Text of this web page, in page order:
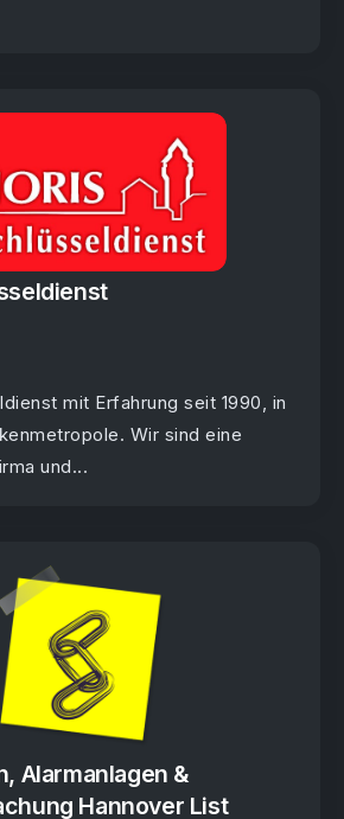
mit Erfahrung seit 1990, in
Wir sind eine
und...
Alarmanlagen &
Hannover List